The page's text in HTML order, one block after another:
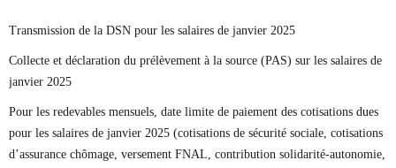
Transmission de la DSN pour les salaires de janvier 2025
Collecte et déclaration du prélèvement à la source (PAS) sur les salaires de
janvier 2025
Pour les redevables mensuels, date limite de paiement des cotisations dues
pour les salaires de janvier 2025 (cotisations de sécurité sociale, cotisations
d’assurance chômage, versement FNAL, contribution solidarité-autonomie,